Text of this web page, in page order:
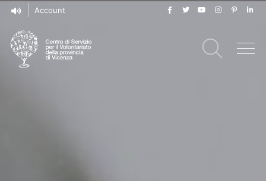
Account